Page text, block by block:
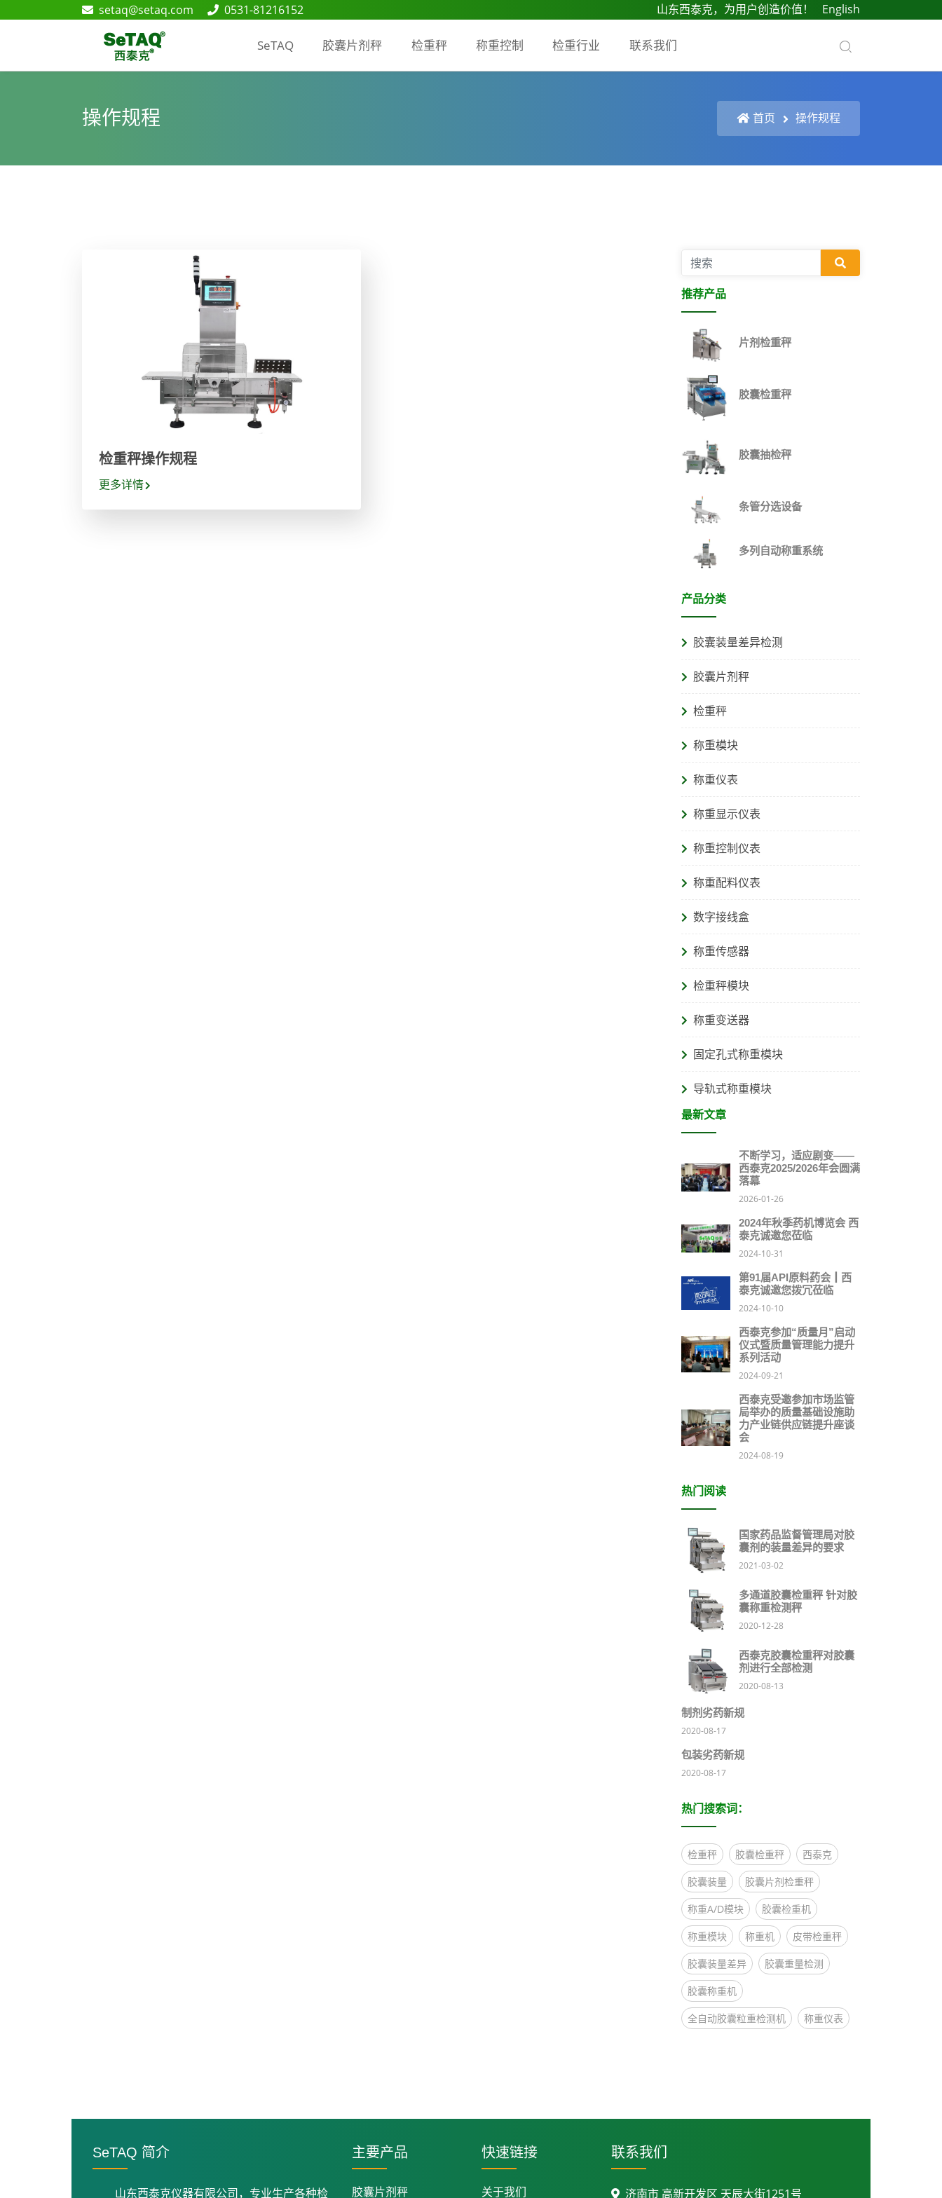
setaq@setaq.com 0531-81216152 山东西泰克，为用户创造价值！ English
SeTAQ 胶囊片剂秤 检重秤 称重控制 检重行业 联系我们
操作规程 首页 操作规程
检重秤操作规程
更多详情
推荐产品
片剂检重秤
胶囊检重秤
胶囊抽检秤
条管分选设备
多列自动称重系统
产品分类
胶囊装量差异检测
胶囊片剂秤
检重秤
称重模块
称重仪表
称重显示仪表
称重控制仪表
称重配料仪表
数字接线盒
称重传感器
检重秤模块
称重变送器
固定孔式称重模块
导轨式称重模块
最新文章
不断学习，适应剧变——
西泰克2025/2026年会圆满
落幕
2026-01-26
2024年秋季药机博览会 西
泰克诚邀您莅临
2024-10-31
第91届API原料药会┃西
泰克诚邀您拨冗莅临
2024-10-10
西泰克参加“质量月”启动
仪式暨质量管理能力提升
系列活动
2024-09-21
西泰克受邀参加市场监管
局举办的质量基础设施助
力产业链供应链提升座谈
会
2024-08-19
热门阅读
国家药品监督管理局对胶
囊剂的装量差异的要求
2021-03-02
多通道胶囊检重秤 针对胶
囊称重检测秤
2020-12-28
西泰克胶囊检重秤对胶囊
剂进行全部检测
2020-08-13
制剂劣药新规
2020-08-17
包装劣药新规
2020-08-17
热门搜索词：
检重秤 胶囊检重秤 西泰克
胶囊装量 胶囊片剂检重秤
称重A/D模块 胶囊检重机
称重模块 称重机 皮带检重秤
胶囊装量差异 胶囊重量检测
胶囊称重机
全自动胶囊粒重检测机 称重仪表
SeTAQ 简介
山东西泰克仪器有限公司，专业生产各种检
主要产品
胶囊片剂秤
快速链接
关于我们
联系我们
济南市 高新开发区 天辰大街1251号